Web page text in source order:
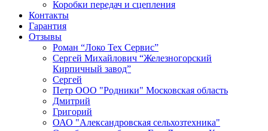
Коробки передач и сцепления
Контакты
Гарантия
Отзывы
Роман “Локо Тех Сервис”
Сергей Михайлович “Железногорский
Кирпичный завод”
Сергей
Петр ООО "Родники" Московская область
Дмитрий
Григорий
ОАО "Александровская сельхозтехника"